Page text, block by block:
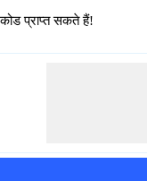
प्राप्त सकते हैं!